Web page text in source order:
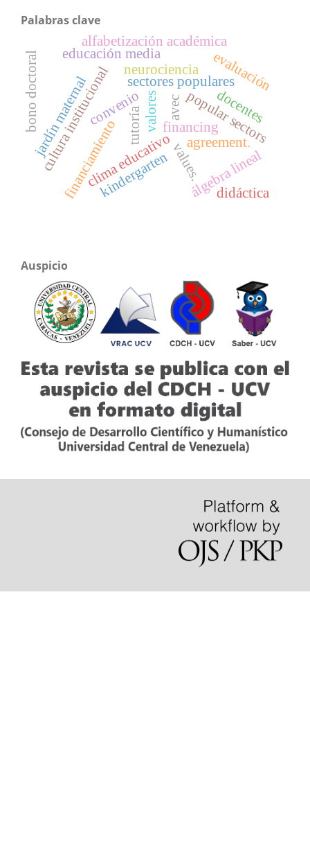
Palabras clave
avec
sectores populares
financiamiento
convenio popular sectors
financing
agreement.
cultura institucionalclima educativo
jardín maternal valores
kindergartenvalues.álgebra lineal
educación media
alfabetización académica
docentes
evaluación
neurociencia
didáctica
tutoría
bono doctoral
Auspicio